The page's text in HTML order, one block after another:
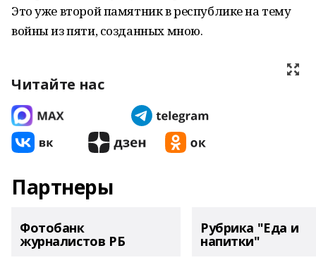
Это уже второй памятник в республике на тему
войны из пяти, созданных мною.
Читайте нас
Партнеры
Фотобанк
журналистов РБ
Рубрика "Еда и
напитки"